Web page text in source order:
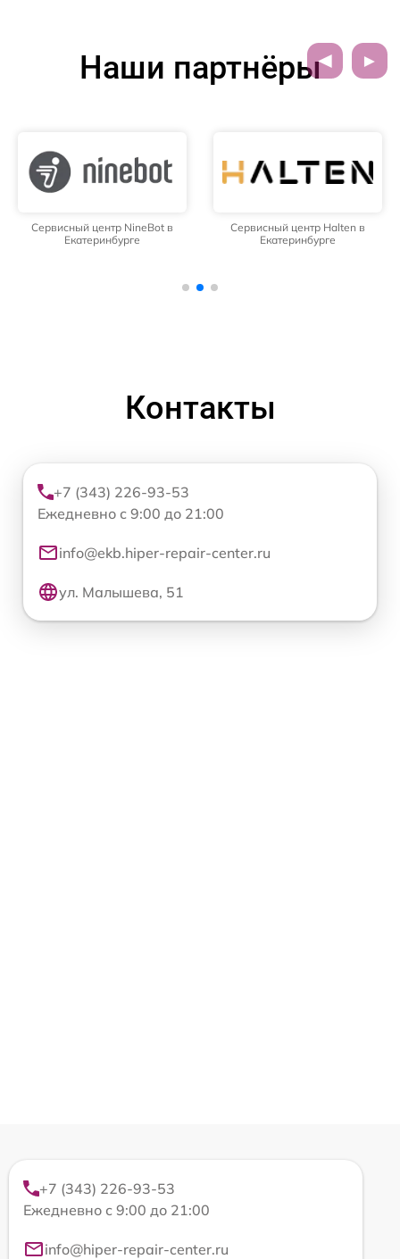
Наши партнёры
Сервисный центр NineBot в
Екатеринбурге
Сервисный центр Halten в
Екатеринбурге
Контакты
+7 (343) 226-93-53
Ежедневно с 9:00 до 21:00
info@ekb.hiper-repair-center.ru
ул. Малышева, 51
+7 (343) 226-93-53
Ежедневно с 9:00 до 21:00
info@hiper-repair-center.ru